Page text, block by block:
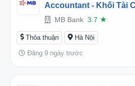
Accountant - Khối Tài
(2026TD456710)
MB Bank 3.7 ★
Thỏa thuận Hà Nội
Đăng 9 ngày trước